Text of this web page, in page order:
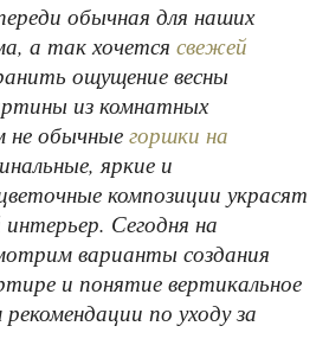
обычная для наших
а так хочется свежей
ощущение весны
из комнатных
не обычные горшки на
яркие и
композиции украсят
Сегодня на
варианты создания
и понятие вертикальное
по уходу за